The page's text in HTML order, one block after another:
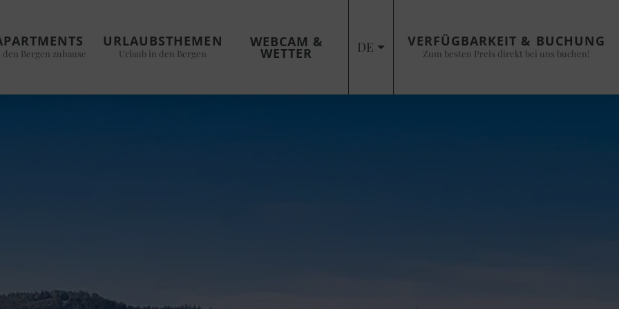
den Bergen zuhause
URLAUBSTHEMEN
Urlaub in den Bergen
WEBCAM &
WETTER DE VERFÜGBARKEIT & BUCHUNG
Zum besten Preis direkt bei uns buchen!